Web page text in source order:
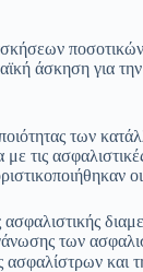
άσκηση για
των
τις ασφαλιστικές
οι
των
ασφαλίστρων και